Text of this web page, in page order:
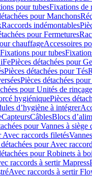
pour tubesFixations de
pour Manchons
Raccords indémontables
pour Fermetures
chauffageAccessoires
Fixations pour tubes
Pièces détachées pour
Pièces détachées pour Tés
Pièces détachées
pour Unités de
hygiéniquePièces
d’hygiène à intégrer
CapteursCâblesBlocs
pour Vannes à
Avec raccords filetés
pour Avec
pour Robinets à
raccords à sertir Mapress
Avec raccords à sertir